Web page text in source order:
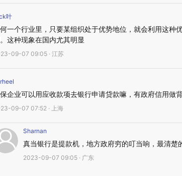
叶
一个行业里，只要某组织处于优势地位，就会利用这种
这种现象在国内尤其明显
09-07 09:05 · 江苏
企业可以用应收款项去银行申请贷款嘛，有政府信用做
09-07 07:52 · 上海
Sharnan
真当银行是提款机，地方政府穷的叮当响，最清楚
2023-09-07 09:05 · 广东